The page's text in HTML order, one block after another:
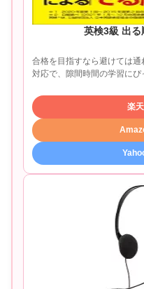
英検3級 出る
合格を目指すなら避けては
対応で、隙間時間の学習にぴ
楽